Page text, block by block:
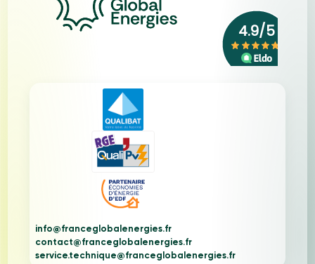
info@franceglobalenergies.fr
contact@franceglobalenergies.fr
service.technique@franceglobalenergies.fr